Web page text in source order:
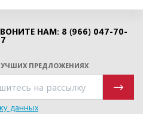
НАМ: 8 (966) 047-70-
ПРЕДЛОЖЕНИЯХ
данных